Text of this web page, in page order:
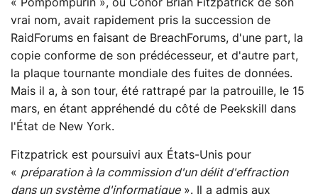
« Pompompurin », ou Conor Brian Fitzpatrick de son
vrai nom, avait rapidement pris la succession de
RaidForums en faisant de BreachForums, d'une part, la
copie conforme de son prédécesseur, et d'autre part,
la plaque tournante mondiale des fuites de données.
Mais il a, à son tour, été rattrapé par la patrouille, le 15
mars, en étant appréhendé du côté de Peekskill dans
l'État de New York.
Fitzpatrick est poursuivi aux États-Unis pour
« préparation à la commission d'un délit d'effraction
dans un système d'informatique». Il a admis aux